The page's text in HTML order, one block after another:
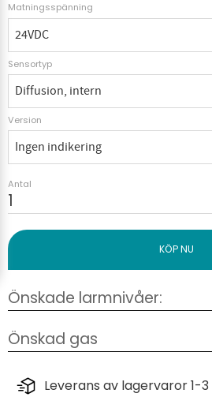
Matningsspänning
Sensortyp
Version
Antal
Leverans av lagervaror 1-